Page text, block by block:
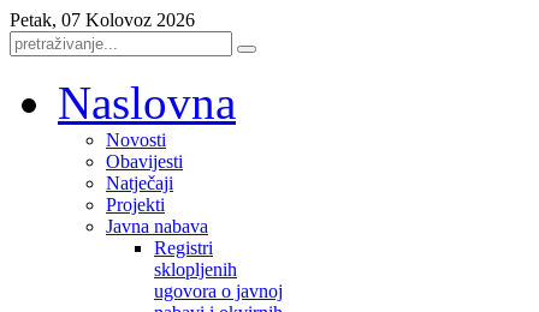
Petak, 07 Kolovoz 2026
Naslovna
Novosti
Obavijesti
Natječaji
Projekti
Javna nabava
Registri
sklopljenih
ugovora o javnoj